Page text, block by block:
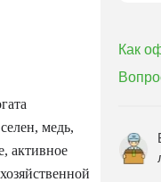
медь,
активное
Как